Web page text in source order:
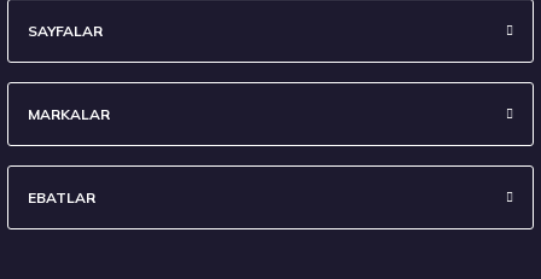
295/35 R21 107Y XL Eagle F1 Asymmetric 6 FP 2024
SAYFALAR
MARKALAR
EBATLAR